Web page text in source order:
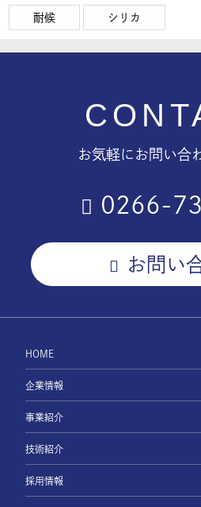
耐候 シリカ
お気軽にお問い合
0266-
お問い
HOME
企業情報
事業紹介
技術紹介
採用情報